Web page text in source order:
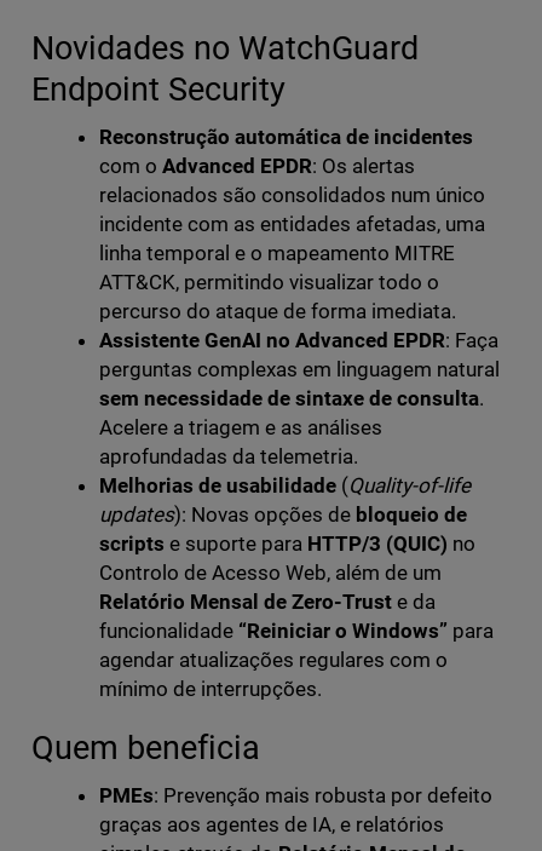
Novidades no WatchGuard
Endpoint Security
Reconstrução automática de incidentes
com o Advanced EPDR: Os alertas
relacionados são consolidados num único
incidente com as entidades afetadas, uma
linha temporal e o mapeamento MITRE
ATT&CK, permitindo visualizar todo o
percurso do ataque de forma imediata.
Assistente GenAI no Advanced EPDR: Faça
perguntas complexas em linguagem natural
sem necessidade de sintaxe de consulta.
Acelere a triagem e as análises
aprofundadas da telemetria.
Melhorias de usabilidade(Quality-of-life
updates): Novas opções de bloqueio de
scripts e suporte para HTTP/3 (QUIC) no
Controlo de Acesso Web, além de um
Relatório Mensal de Zero-Truste da
funcionalidade “Reiniciar o Windows” para
agendar atualizações regulares com o
mínimo de interrupções.
Quem beneficia
PMEs: Prevenção mais robusta por defeito
graças aos agentes de IA, e relatórios